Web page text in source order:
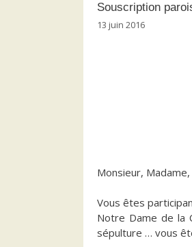
Souscription
13 juin 2016
Monsieur, Madame,
Vous êtes
Notre Dame de la
sépulture … vous